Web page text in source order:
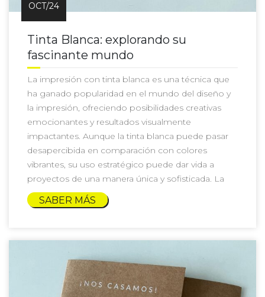
OCT/24
Tinta Blanca: explorando su
fascinante mundo
La impresión con tinta blanca es una técnica que
ha ganado popularidad en el mundo del diseño y
la impresión, ofreciendo posibilidades creativas
emocionantes y resultados visualmente
impactantes. Aunque la tinta blanca puede pasar
desapercibida en comparación con colores
vibrantes, su uso estratégico puede dar vida a
proyectos de una manera única y sofisticada. La
SABER MÁS